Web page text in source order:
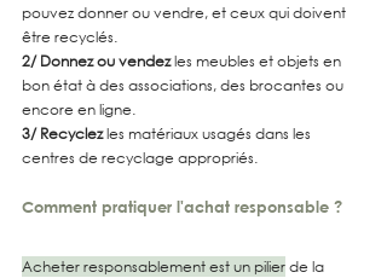
pouvez donner ou vendre, et ceux qui doivent
être recyclés.
2/ Donnez ou vendez les meubles et objets en
bon état à des associations, des brocantes ou
encore en ligne.
3/ Recyclez les matériaux usagés dans les
centres de recyclage appropriés.
Comment pratiquer l'achat responsable ?
Acheter responsablement est un pilier de la